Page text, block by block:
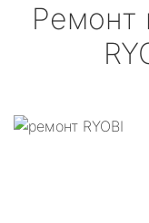
Ремонт